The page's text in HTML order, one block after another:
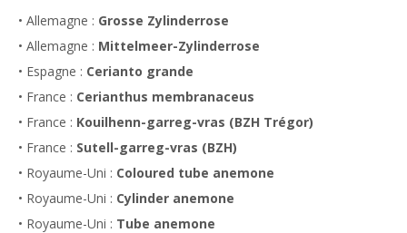
• Allemagne : Grosse Zylinderrose
• Allemagne : Mittelmeer-Zylinderrose
• Espagne : Cerianto grande
• France : Cerianthus membranaceus
• France : Kouilhenn-garreg-vras (BZH Trégor)
• France : Sutell-garreg-vras (BZH)
• Royaume-Uni : Coloured tube anemone
• Royaume-Uni : Cylinder anemone
• Royaume-Uni : Tube anemone